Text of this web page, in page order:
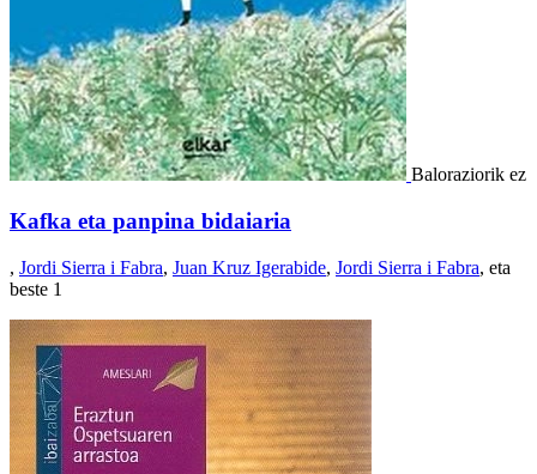
Baloraziorik ez
Kafka eta panpina bidaiaria
, Jordi Sierra i Fabra, Juan Kruz Igerabide, Jordi Sierra i Fabra, eta
beste 1